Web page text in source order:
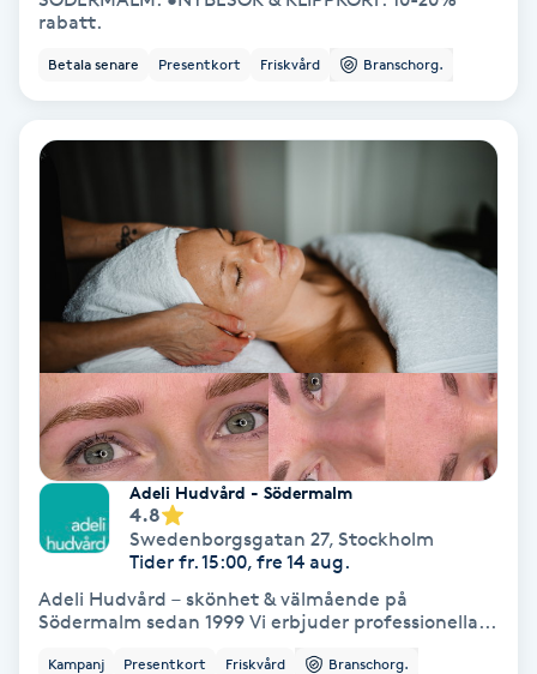
Ansiktsbehandling djuprengörande
Bambumassage
Barber
Barnklippning
Blowout
Bottenfärg
Brynformning
rabatt.
Betala senare Presentkort Friskvård Branschorg.
Adeli Hudvård - Södermalm
4.8
Swedenborgsgatan 27, Stockholm
Tider fr. 15:00, fre 14 aug.
Adeli Hudvård – skönhet & välmående på
Södermalm sedan 1999 Vi erbjuder professionella...
Kampanj Presentkort Friskvård Branschorg.